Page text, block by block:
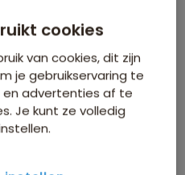
cookies
van cookies, dit zijn
je gebruikservaring te
en advertenties af te
Je kunt ze volledig